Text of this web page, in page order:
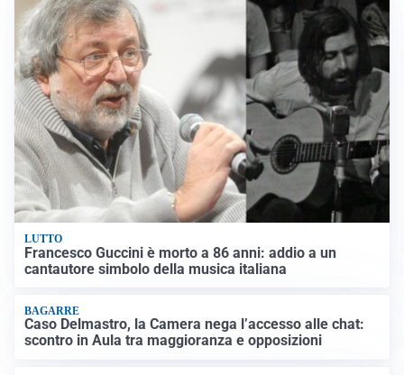
LUTTO
Francesco Guccini è morto a 86 anni: addio a un
cantautore simbolo della musica italiana
BAGARRE
Caso Delmastro, la Camera nega l’accesso alle chat:
scontro in Aula tra maggioranza e opposizioni